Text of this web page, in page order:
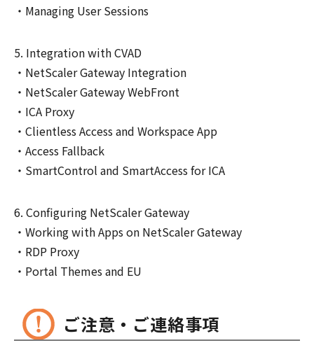
Managing User Sessions
Integration with CVAD
NetScaler Gateway Integration
NetScaler Gateway WebFront
ICA Proxy
Clientless Access and Workspace App
Access Fallback
SmartControl and SmartAccess for ICA
Configuring NetScaler Gateway
Working with Apps on NetScaler Gateway
RDP Proxy
Portal Themes and EU
ご注意・ご連絡事項